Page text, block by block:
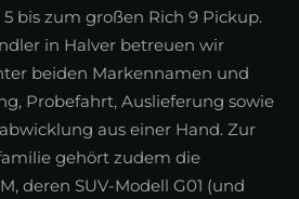
bis zum großen Rich 9 Pickup.
in Halver betreuen wir
beiden Markennamen und
Probefahrt, Auslieferung sowie
aus einer Hand. Zur
gehört zudem die
deren SUV-Modell G01 (und